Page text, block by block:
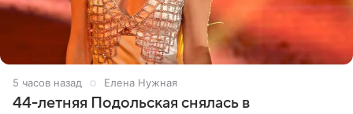
5 часов назад Елена Нужная
44-летняя Подольская снялась в